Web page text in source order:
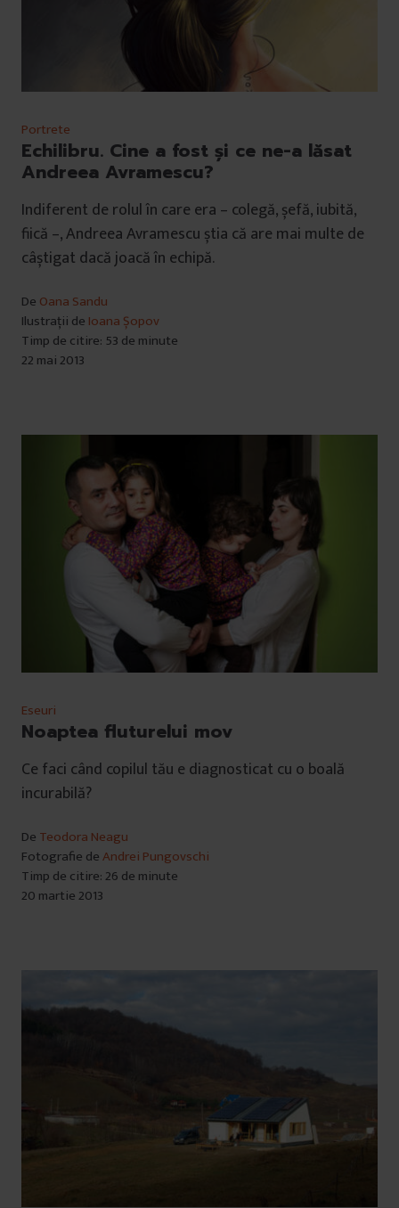
Portrete
Echilibru. Cine a fost și ce ne-a lăsat
Andreea Avramescu?
Indiferent de rolul în care era – colegă, șefă, iubită,
fiică –, Andreea Avramescu știa că are mai multe de
câștigat dacă joacă în echipă.
De Oana Sandu
Ilustrații de Ioana Șopov
Timp de citire: 53 de minute
22 mai 2013
Eseuri
Noaptea fluturelui mov
Ce faci când copilul tău e diagnosticat cu o boală
incurabilă?
De Teodora Neagu
Fotografie deAndrei Pungovschi
Timp de citire: 26 de minute
20 martie 2013